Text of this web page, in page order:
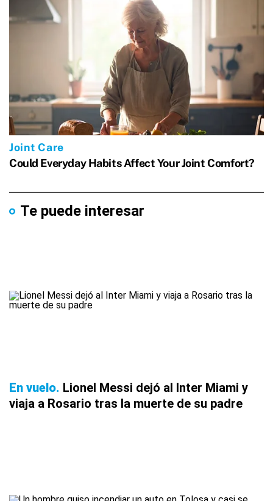
Te puede interesar
En vuelo Lionel Messi dejó al Inter Miami y
viaja a Rosario tras la muerte de su padre